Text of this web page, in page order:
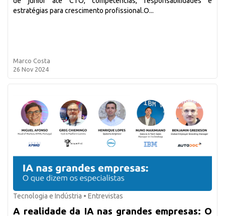
estratégias para crescimento profissional.O...
Marco Costa
26 Nov 2024
Tecnologia e Indústria • Entrevistas
A realidade da IA nas grandes empresas: O